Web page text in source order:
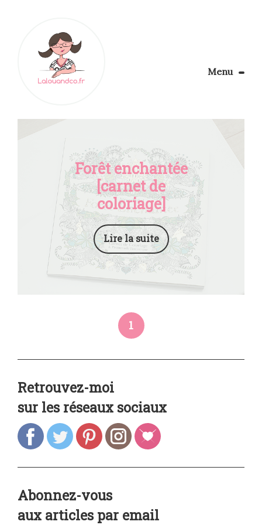
Menu
Apprendre la couture
Aménager son coin couture
Personnalisez vos tissus
Rechercher
Forêt enchantée
[carnet de
coloriage]
Lire la suite
1
Retrouvez-moi
sur les réseaux sociaux
Abonnez-vous
aux articles par email